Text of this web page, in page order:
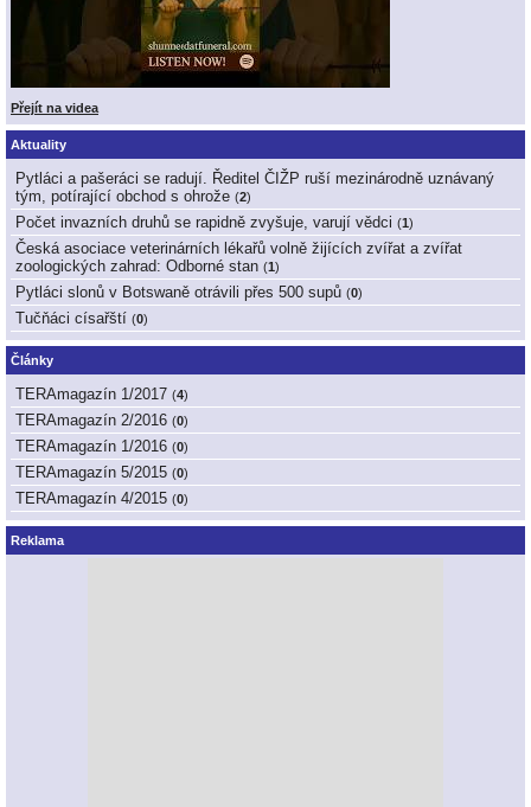
Přejít na videa
Aktuality
Pytláci a pašeráci se radují. Ředitel ČIŽP ruší mezinárodně uznávaný
tým, potírající obchod s ohrože (2)
Počet invazních druhů se rapidně zvyšuje, varují vědci (1 )
Česká asociace veterinárních lékařů volně žijících zvířat a zvířat
zoologických zahrad: Odborné stan (1 )
Pytláci slonů v Botswaně otrávili přes 500 supů (0)
Tučňáci císařští (0)
Články
TERAmagazín 1/2017 (4)
TERAmagazín 2/2016 (0)
TERAmagazín 1/2016 (0)
TERAmagazín 5/2015 (0)
TERAmagazín 4/2015 (0)
Reklama